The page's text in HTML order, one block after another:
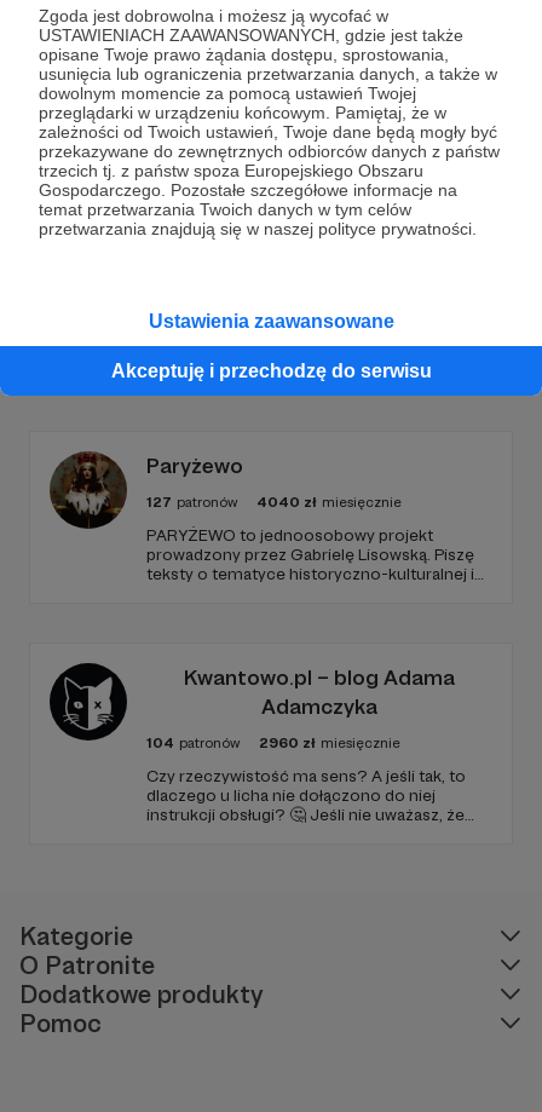
Zgoda jest dobrowolna i możesz ją wycofać w
USTAWIENIACH ZAAWANSOWANYCH, gdzie jest także
opisane Twoje prawo żądania dostępu, sprostowania,
usunięcia lub ograniczenia przetwarzania danych, a także w
dowolnym momencie za pomocą ustawień Twojej
przeglądarki w urządzeniu końcowym. Pamiętaj, że w
zależności od Twoich ustawień, Twoje dane będą mogły być
przekazywane do zewnętrznych odbiorców danych z państw
trzecich tj. z państw spoza Europejskiego Obszaru
Gospodarczego. Pozostałe szczegółowe informacje na
temat przetwarzania Twoich danych w tym celów
przetwarzania znajdują się w naszej polityce prywatności.
Ustawienia zaawansowane
Akceptuję i przechodzę do serwisu
Dołącz do grona Patronów!
Wesprzyj działalność AutoraFundacja Ośrodka
KARTAjuż teraz!
Zostań Patronem
Promowani autorzy
Paryżewo
127 patronów 4040 zł miesięcznie
PARYŻEWO to jednoosobowy projekt
prowadzony przez Gabrielę Lisowską. Piszę
teksty o tematyce historyczno-kulturalnej i
Kwantowo.pl – blog Adama
Adamczyka
104 patronów 2960 zł miesięcznie
Czy rzeczywistość ma sens? A jeśli tak, to
dlaczego u licha nie dołączono do niej
instrukcji obsługi? 🤔 Jeśli nie uważasz, że
Kategorie
O Patronite
Dodatkowe produkty
Pomoc